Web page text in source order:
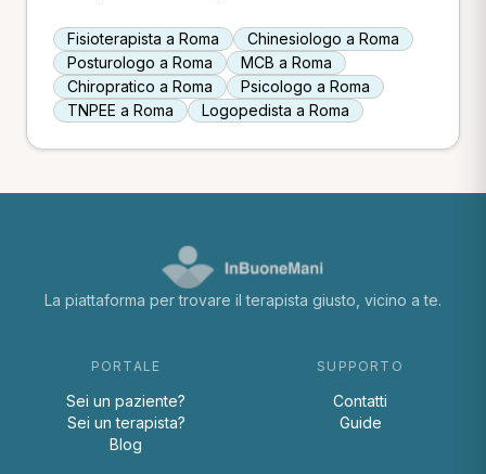
Fisioterapista a Roma
Chinesiologo a Roma
Posturologo a Roma
MCB a Roma
Chiropratico a Roma
Psicologo a Roma
TNPEE a Roma
Logopedista a Roma
La piattaforma per trovare il terapista giusto, vicino a te.
PORTALE
Sei un paziente?
Sei un terapista?
Blog
SUPPORTO
Contatti
Guide